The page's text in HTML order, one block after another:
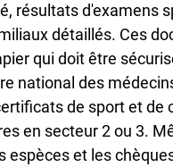
résultats d'examens
détaillés. Ces
qui doit être
national des
de sport et de
en secteur 2 ou 3.
espèces et les